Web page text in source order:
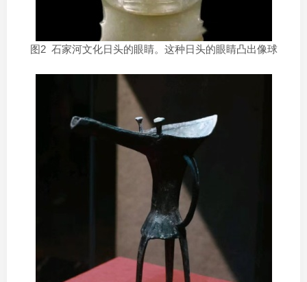
图2 石家河文化日头的眼睛。这种日头的眼睛凸出像球